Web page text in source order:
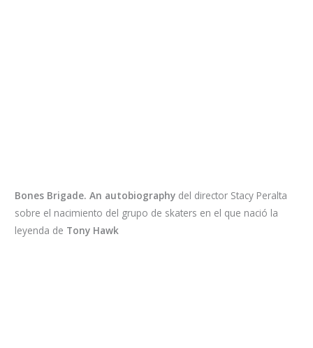
Bones Brigade. An autobiography del director Stacy Peralta
sobre el nacimiento del grupo de skaters en el que nació la
leyenda de Tony Hawk